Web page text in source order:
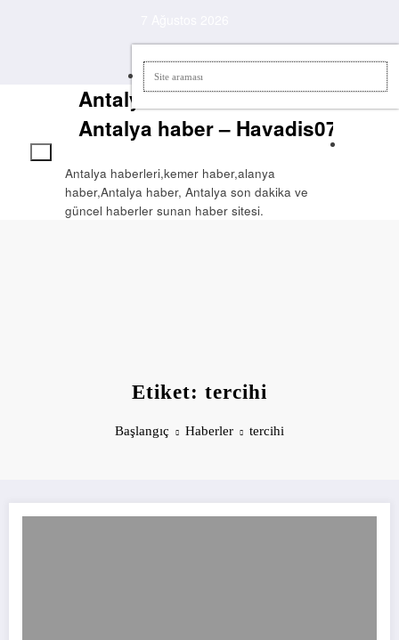
Antalya Haberlerleri –
Antalya haber – Havadis07
Antalya haberleri,kemer haber,alanya
haber,Antalya haber, Antalya son dakika ve
güncel haberler sunan haber sitesi.
Etiket: tercihi
Başlangıç Haberler tercihi